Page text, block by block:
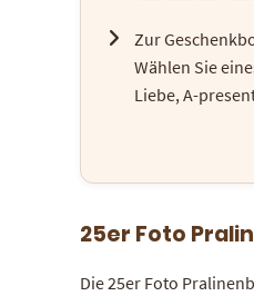
Zur
Wählen Sie
Liebe, A-
25er Foto
Die 25er Foto